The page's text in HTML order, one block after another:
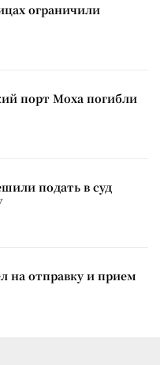
ограничили
порт Моха погибли
подать в суд
на отправку и прием